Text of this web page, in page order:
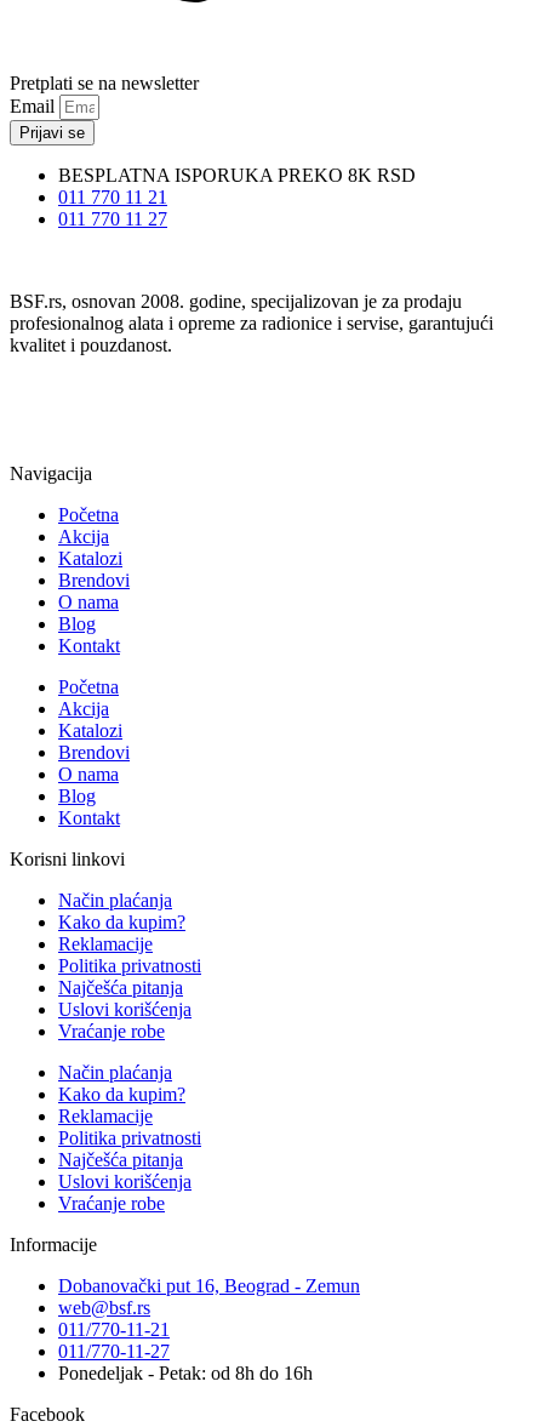
Pretplati se na newsletter
Email
Prijavi se
BESPLATNA ISPORUKA PREKO 8K RSD
011 770 11 21
011 770 11 27
BSF.rs, osnovan 2008. godine, specijalizovan je za prodaju
profesionalnog alata i opreme za radionice i servise, garantujući
kvalitet i pouzdanost.
Navigacija
Početna
Akcija
Katalozi
Brendovi
O nama
Blog
Kontakt
Početna
Akcija
Katalozi
Brendovi
O nama
Blog
Kontakt
Korisni linkovi
Način plaćanja
Kako da kupim?
Reklamacije
Politika privatnosti
Najčešća pitanja
Uslovi korišćenja
Vraćanje robe
Način plaćanja
Kako da kupim?
Reklamacije
Politika privatnosti
Najčešća pitanja
Uslovi korišćenja
Vraćanje robe
Informacije
Dobanovački put 16, Beograd - Zemun
web@bsf.rs
011/770-11-21
011/770-11-27
Ponedeljak - Petak: od 8h do 16h
Facebook